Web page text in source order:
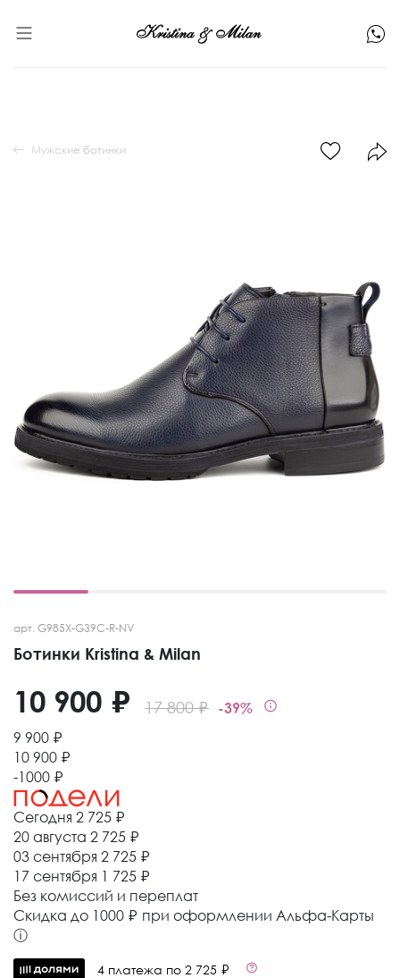
арт. G985X-G39C-R-NV
Ботинки Kristina & Milan
17 800 ₽ -39%
10 900 ₽
9 900 ₽
10 900 ₽
-1000 ₽
Сегодня 2 725 ₽
20 августа 2 725 ₽
03 сентября 2 725 ₽
17 сентября 1 725 ₽
Без комиссий и переплат
Cкидка до 1000 ₽ при оформлении Альфа-Карты
ⓘ
4 платежа по 2 725 ₽
Мужские ботинки